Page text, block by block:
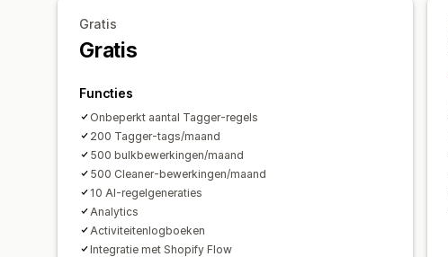
Gratis
Gratis
Functies
Onbeperkt aantal Tagger-regels
200 Tagger-tags/maand
500 bulkbewerkingen/maand
500 Cleaner-bewerkingen/maand
10 AI-regelgeneraties
Analytics
Activiteitenlogboeken
Integratie met Shopify Flow